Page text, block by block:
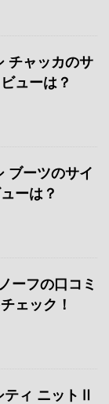
チャッカのサ
ューは？
ブーツのサイ
ーは？
ーフの口コミ
ェック！
ィ ニットⅡ